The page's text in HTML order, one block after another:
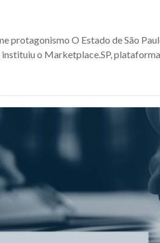
protagonismo O Estado de São
instituiu o Marketplace.SP,